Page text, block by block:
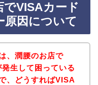
でVISAカード
原因について
、潤腰のお店で
生して困っている
、どうすればVISA